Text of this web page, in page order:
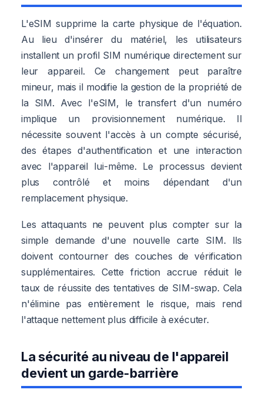
L'eSIM supprime la carte physique de l'équation.
Au lieu d'insérer du matériel, les utilisateurs
installent un profil SIM numérique directement sur
leur appareil. Ce changement peut paraître
mineur, mais il modifie la gestion de la propriété de
la SIM. Avec l'eSIM, le transfert d'un numéro
implique un provisionnement numérique. Il
nécessite souvent l'accès à un compte sécurisé,
des étapes d'authentification et une interaction
avec l'appareil lui-même. Le processus devient
plus contrôlé et moins dépendant d'un
remplacement physique.
Les attaquants ne peuvent plus compter sur la
simple demande d'une nouvelle carte SIM. Ils
doivent contourner des couches de vérification
supplémentaires. Cette friction accrue réduit le
taux de réussite des tentatives de SIM-swap. Cela
n'élimine pas entièrement le risque, mais rend
l'attaque nettement plus difficile à exécuter.
La sécurité au niveau de l'appareil
devient un garde-barrière